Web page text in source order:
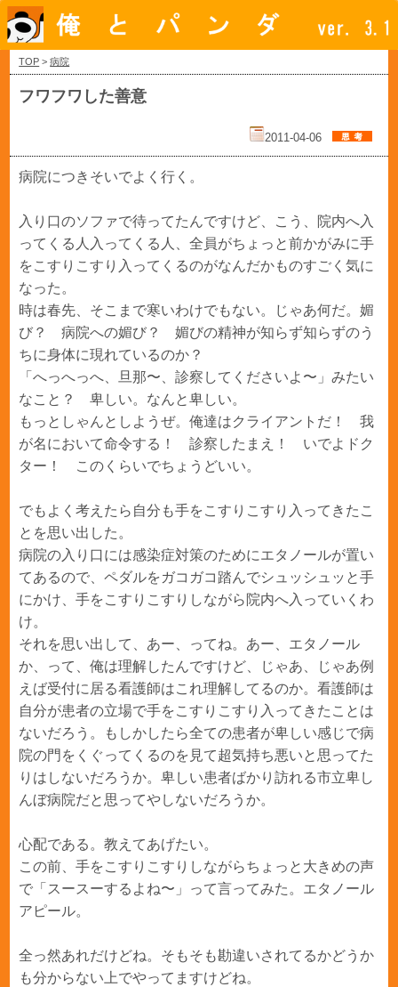
TOP >病院
フワフワした善意
2011-04-06
病院につきそいでよく行く。
入り口のソファで待ってたんですけど、こう、院内へ入
ってくる人入ってくる人、全員がちょっと前かがみに手
をこすりこすり入ってくるのがなんだかものすごく気に
なった。
時は春先、そこまで寒いわけでもない。じゃあ何だ。媚
び？ 病院への媚び？ 媚びの精神が知らず知らずのう
ちに身体に現れているのか？
「へっへっへ、旦那〜、診察してくださいよ〜」みたい
なこと？ 卑しい。なんと卑しい。
もっとしゃんとしようぜ。俺達はクライアントだ！ 我
が名において命令する！ 診察したまえ！ いでよドク
ター！ このくらいでちょうどいい。
でもよく考えたら自分も手をこすりこすり入ってきたこ
とを思い出した。
病院の入り口には感染症対策のためにエタノールが置い
てあるので、ペダルをガコガコ踏んでシュッシュッと手
にかけ、手をこすりこすりしながら院内へ入っていくわ
け。
それを思い出して、あー、ってね。あー、エタノール
か、って、俺は理解したんですけど、じゃあ、じゃあ例
えば受付に居る看護師はこれ理解してるのか。看護師は
自分が患者の立場で手をこすりこすり入ってきたことは
ないだろう。もしかしたら全ての患者が卑しい感じで病
院の門をくぐってくるのを見て超気持ち悪いと思ってた
りはしないだろうか。卑しい患者ばかり訪れる市立卑し
んぼ病院だと思ってやしないだろうか。
心配である。教えてあげたい。
この前、手をこすりこすりしながらちょっと大きめの声
で「スースーするよね〜」って言ってみた。エタノール
アピール。
全っ然あれだけどね。そもそも勘違いされてるかどうか
も分からない上でやってますけどね。